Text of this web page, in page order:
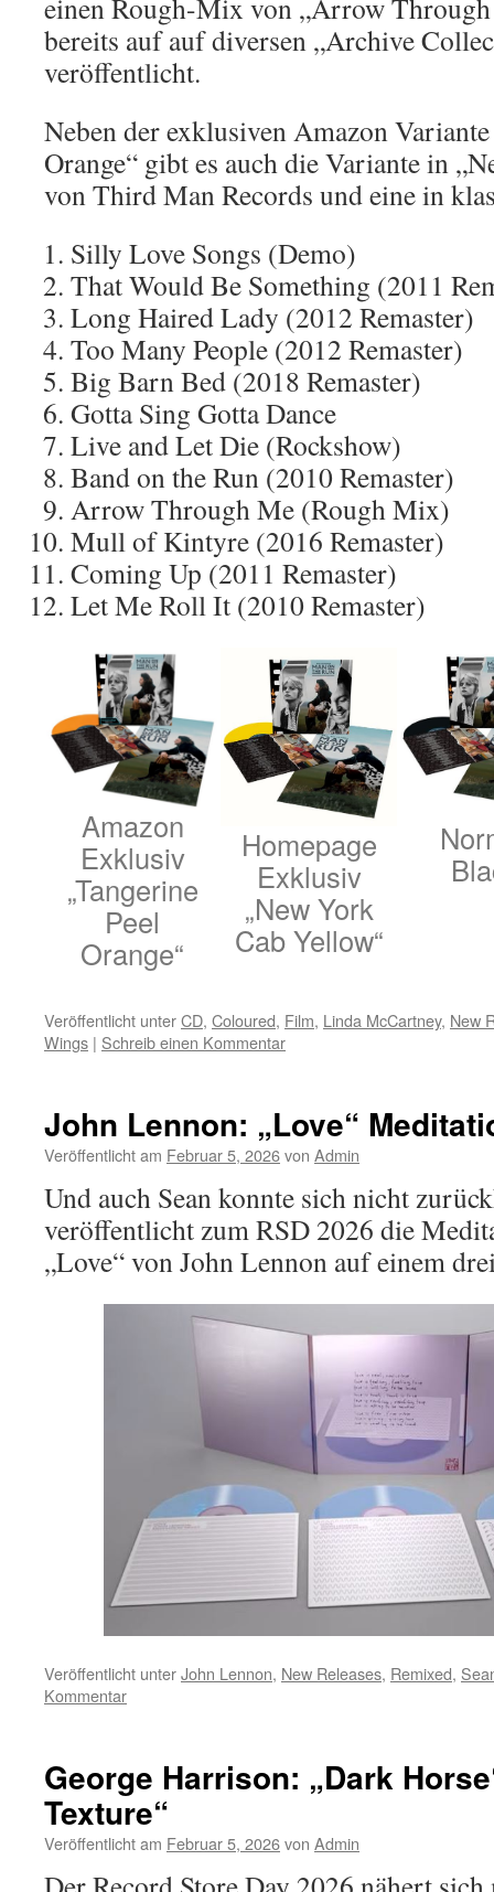
einen Rough-Mix von „Arrow
bereits auf auf diversen „Archive
veröffentlicht.
Neben der exklusiven Amazon
Orange“ gibt es auch die Variante in
von Third Man Records und eine in
Silly Love Songs (Demo)
That Would Be Something (2011
Long Haired Lady (2012 Remaster)
Too Many People (2012 Remaster)
Big Barn Bed (2018 Remaster)
Gotta Sing Gotta Dance
Live and Let Die (Rockshow)
Band on the Run (2010 Remaster)
Arrow Through Me (Rough Mix)
Mull of Kintyre (2016 Remaster)
Coming Up (2011 Remaster)
Let Me Roll It (2010 Remaster)
Amazon
Exklusiv
„Tangerine
Peel
Orange“
Homepage
Exklusiv
„New York
Cab Yellow“
Veröffentlicht unterCD, Coloured, Film, Linda McCartney, New
Wings | Schreib einen Kommentar
John Lennon: „Love“
Veröffentlicht am Februar 5, 2026von Admin
Und auch Sean konnte sich nicht
veröffentlicht zum RSD 2026 die
„Love“ von John Lennon auf einem
Veröffentlicht unterJohn Lennon, New Releases, Remixed,
Kommentar
George Harrison: „Dark
Texture“
Veröffentlicht am Februar 5, 2026von Admin